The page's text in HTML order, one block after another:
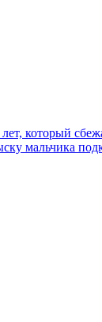
который
мальчика